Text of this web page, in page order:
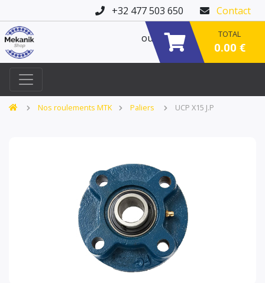
+32 477 503 650 Contact
ou TOTAL
0.00 €
Nos roulements MTK Paliers UCP X15 J.P